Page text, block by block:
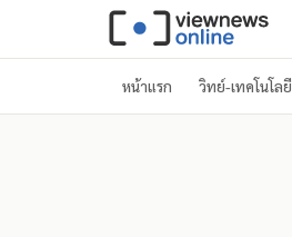
หน้าแรก วิทย์-เทคโนโลยี